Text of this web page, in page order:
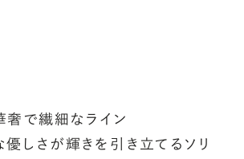
ーン：指輪の内側に留める宝石のこ
奢で繊細なライン
しさが輝きを引き立てるソリ